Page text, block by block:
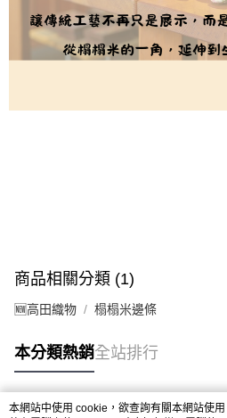
商品相關分類 (1)
🆕高田織物 榻榻米邊條
本分類熱銷全站排行
本網站中使用 cookie，欲查詢有關本網站使